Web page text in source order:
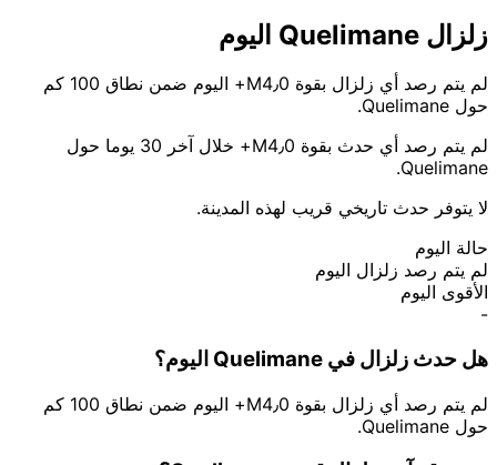
زلزال Quelimane اليوم
لم يتم رصد أي زلزال بقوة M4٫0+ اليوم ضمن نطاق 100 كم
حول Quelimane.
لم يتم رصد أي حدث بقوة M4٫0+ خلال آخر 30 يوما حول
Quelimane.
لا يتوفر حدث تاريخي قريب لهذه المدينة.
حالة اليوم
لم يتم رصد زلزال اليوم
الأقوى اليوم
-
هل حدث زلزال في Quelimane اليوم؟
لم يتم رصد أي زلزال بقوة M4٫0+ اليوم ضمن نطاق 100 كم
حول Quelimane.